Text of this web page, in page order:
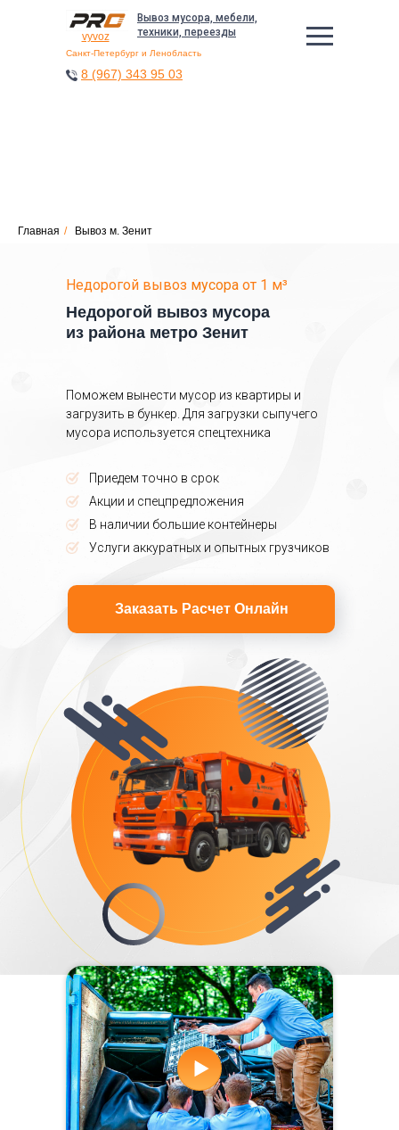
vyvoz
Вывоз мусора, мебели,
техники, переезды
Санкт-Петербург и Ленобласть
8 (967) 343 95 03
8 (967) 343 95 03
Главная / Вывоз м. Зенит
Недорогой вывоз мусора
из района метро Зенит
Недорогой вывоз мусора от 1 м³
Поможем вынести мусор из квартиры и
загрузить в бункер. Для загрузки сыпучего
мусора используется спецтехника
Заказать Расчет Онлайн
Приедем точно в срок
Акции и спецпредложения
В наличии большие контейнеры
Услуги аккуратных и опытных грузчиков